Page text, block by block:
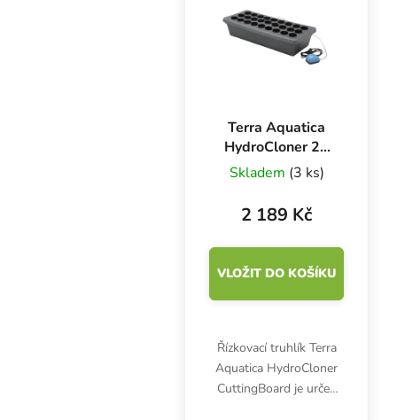
s termostatem...
Terra Aquatica
HydroCloner 27
(CuttingBoard),
hydroponická
řízkovnice
Skladem (3 ks)
2 189 Kč
VLOŽIT DO KOŠÍKU
Řízkovací truhlík Terra
Aquatica HydroCloner
CuttingBoard je určen